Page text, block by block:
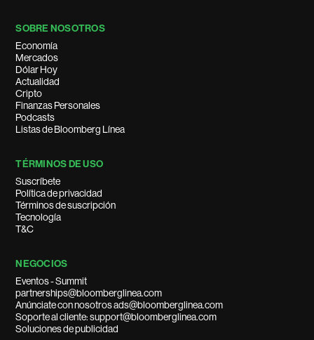
SOBRE NOSOTROS
Economía
Mercados
Dólar Hoy
Actualidad
Cripto
Finanzas Personales
Podcasts
Listas de Bloomberg Línea
TÉRMINOS DE USO
Suscríbete
Política de privacidad
Términos de suscripción
Tecnología
T&C
NEGOCIOS
Eventos - Summit
partnerships@bloomberglinea.com
Anúnciate con nosotros ads@bloomberglinea.com
Soporte al cliente: support@bloomberglinea.com
Soluciones de publicidad